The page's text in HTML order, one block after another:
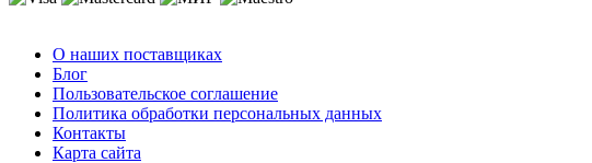
О наших поставщиках
Блог
Пользовательское соглашение
Политика обработки персональных данных
Контакты
Карта сайта